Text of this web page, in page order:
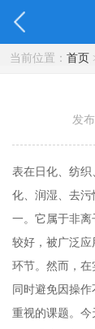
当前位置： 首页
发
表在日化、纺
化、润湿、去
一。它属于非
较好，被广泛
环节。然而，在
同时避免因操
重视的课题。今